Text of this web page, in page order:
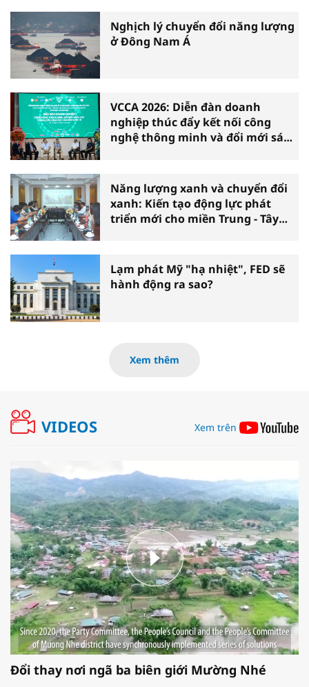
Nghịch lý chuyển đổi năng lượng
ở Đông Nam Á
VCCA 2026: Diễn đàn doanh
nghiệp thúc đẩy kết nối công
nghệ thông minh và đổi mới sáng
Năng lượng xanh và chuyển đổi
xanh: Kiến tạo động lực phát
triển mới cho miền Trung - Tây
Lạm phát Mỹ "hạ nhiệt", FED sẽ
hành động ra sao?
Xem thêm
VIDEOS Xem trên
Đổi thay nơi ngã ba biên giới Mường Nhé